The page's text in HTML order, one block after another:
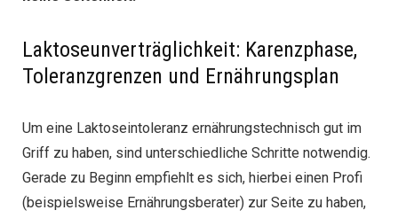
Laktoseunverträglichkeit: Karenzphase,
Toleranzgrenzen und Ernährungsplan
Um eine Laktoseintoleranz ernährungstechnisch gut im
Griff zu haben, sind unterschiedliche Schritte notwendig.
Gerade zu Beginn empfiehlt es sich, hierbei einen Profi
(beispielsweise Ernährungsberater) zur Seite zu haben,